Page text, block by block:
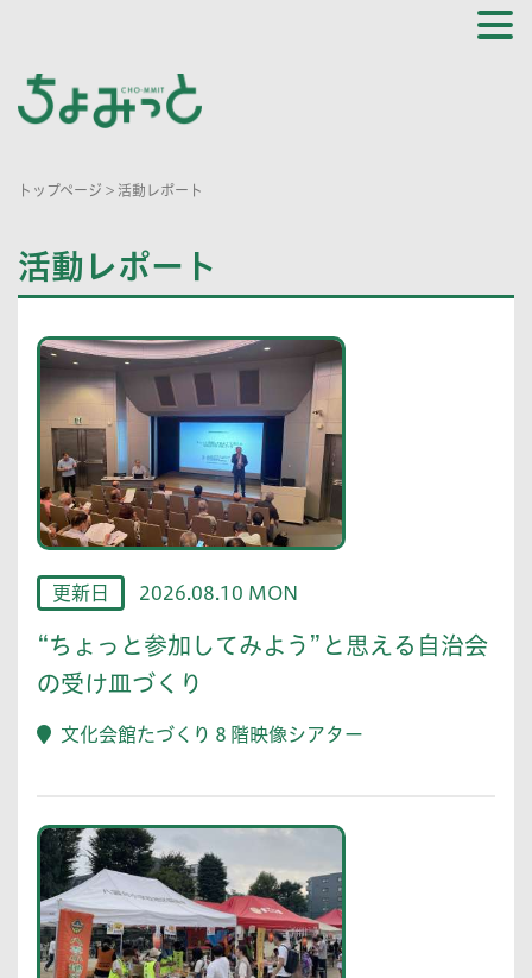
トップページ > 活動レポート
活動レポート
更新日 2026.08.10 MON
“ちょっと参加してみよう”と思える自治会
の受け皿づくり
文化会館たづくり８階映像シアター